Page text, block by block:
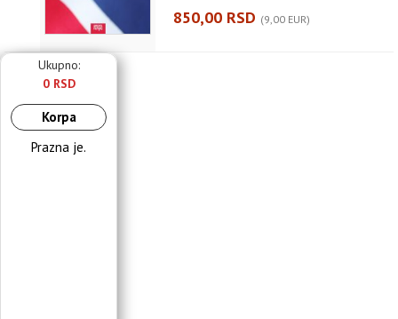
850,00 RSD (9,00 EUR)
Ukupno:
0 RSD
Korpa
Prazna je.